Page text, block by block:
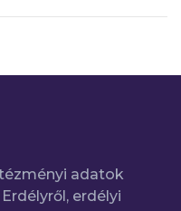
adatok
erdélyi